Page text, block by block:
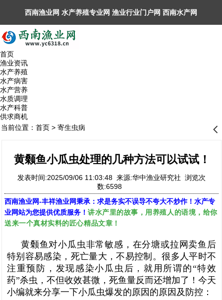
西南渔业网 水产养殖专业网 渔业行业门户网 ​西南水产网
丰祥渔业网 永川水花网，欢迎光临！
首页
渔业资讯
水产养殖
水产病害
水产营养
水质调理
水产科普
供求商机
当前位置： 首页> 寄生虫病 󰊒
黄颡鱼小瓜虫处理的几种方法可以试试！
发表时间:2025/09/06 11:03:48 来源:华中渔业研究社 浏览次
数:6598
西南渔业网-丰祥渔业网秉承：求是务实不误导不夸大不炒作！水产专
业网站为您提供优质服务！ 讲水产里的故事，用养殖人的语境，给你
送来一个真材实料的匠心精品文章！
黄颡鱼对小瓜虫非常敏感，在分塘或拉网卖鱼后
特别容易感染，死亡量大，不易控制。很多人平时不
注重预防，发现感染小瓜虫后，就用所谓的“特效
药”杀虫，不但收效甚微，死鱼量反而还增加了！今天
小编就来分享一下小瓜虫爆发的原因的原因及防控：